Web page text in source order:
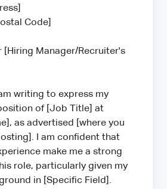
Code]
[Hiring Manager/Recruiter's
writing to express my
of [Job Title] at
as advertised [where you
I am confident that
make me a strong
role, particularly given my
in [Specific Field].